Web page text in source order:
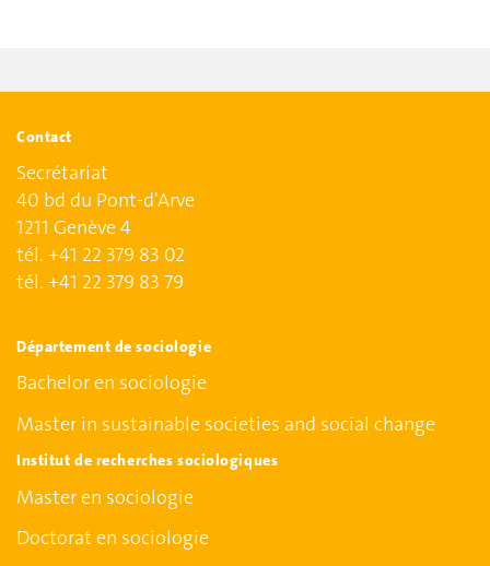
Contact
Secrétariat
40 bd du Pont-d'Arve
1211 Genève 4
tél. +41 22 379 83 02
tél. +41 22 379 83 79
Département de sociologie
Bachelor en sociologie
Master in sustainable societies and social change
Institut de recherches sociologiques
Master en sociologie
Doctorat en sociologie